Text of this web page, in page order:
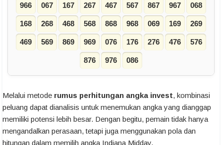
966 067 167 267 467 567 867 967 068
168 268 468 568 868 968 069 169 269
469 569 869 969 076 176 276 476 576
876 976 086
Melalui metode rumus perhitungan angka invest, kombinasi
peluang dapat dianalisis untuk menemukan angka yang dianggap
memiliki potensi lebih besar. Dengan begitu, pemain tidak hanya
mengandalkan perasaan, tetapi juga menggunakan pola dan
hitungan dalam memilih angka Indiana Midday.